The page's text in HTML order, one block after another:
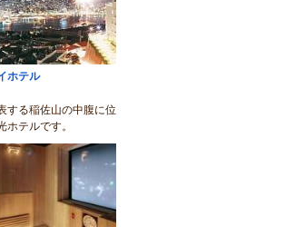
ホテル
する稲佐山の中腹に位
ホテルです。